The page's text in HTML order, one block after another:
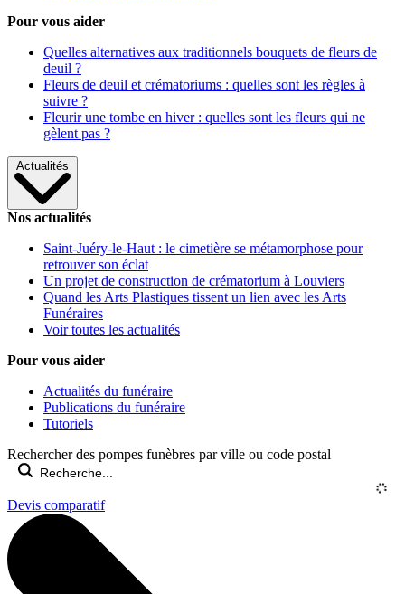
Pour vous aider
Quelles alternatives aux traditionnels bouquets de fleurs de
deuil ?
Fleurs de deuil et crématoriums : quelles sont les règles à
suivre ?
Fleurir une tombe en hiver : quelles sont les fleurs qui ne
gèlent pas ?
Actualités
Nos actualités
Saint-Juéry-le-Haut : le cimetière se métamorphose pour
retrouver son éclat
Un projet de construction de crématorium à Louviers
Quand les Arts Plastiques tissent un lien avec les Arts
Funéraires
Voir toutes les actualités
Pour vous aider
Actualités du funéraire
Publications du funéraire
Tutoriels
Rechercher des pompes funèbres par ville ou code postal
Devis comparatif